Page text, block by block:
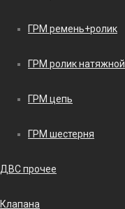
ГРМ ремень+ролик
ГРМ ролик натяжной
ГРМ цепь
ГРМ шестерня
ДВС прочее
Клапана